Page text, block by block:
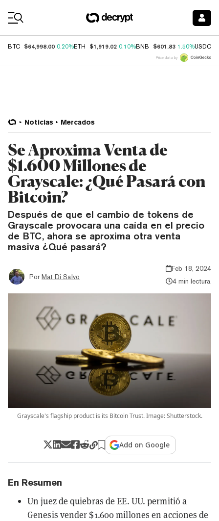
BTC $64,998.00 0.20%ETH $1,919.02 0.10%BNB $601.83 1.50%USDC
Price data by
Noticias Mercados
Se Aproxima Venta de
$1.600 Millones de
Grayscale: ¿Qué Pasará con
Bitcoin?
Después de que el cambio de tokens de
Grayscale provocara una caída en el precio
de BTC, ahora se aproxima otra venta
masiva ¿Qué pasará?
Por Mat Di Salvo
Feb 18, 2024
4 min lectura
Grayscale's flagship product is its Bitcoin Trust. Image: Shutterstock.
Add on Google
En Resumen
Un juez de quiebras de EE. UU. permitió a
Genesis vender $1.600 millones en acciones de